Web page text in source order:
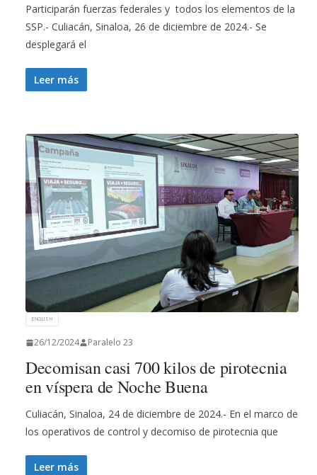
Participarán fuerzas federales y todos los elementos de la
SSP.- Culiacán, Sinaloa, 26 de diciembre de 2024.- Se
desplegará el
Leer más
ENGLISH
26/12/2024 Paralelo 23
Decomisan casi 700 kilos de pirotecnia
en víspera de Noche Buena
Culiacán, Sinaloa, 24 de diciembre de 2024.- En el marco de
los operativos de control y decomiso de pirotecnia que
Leer más